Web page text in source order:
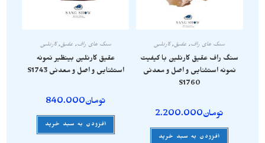
سنگ های راف, عقیق, کارنلین
سنگ راف عقیق کارنلین با کیفیت
نمونه استثنایی و اصل و معدنی
S1760
تومان2.200.000
افزودن به سبد خرید
سنگ های راف, عقیق,کارنلین
عقیق کارنلین بینظیر نمونه
استثنایی و اصل و معدنی S1743
تومان840.000
افزودن به سبد خرید